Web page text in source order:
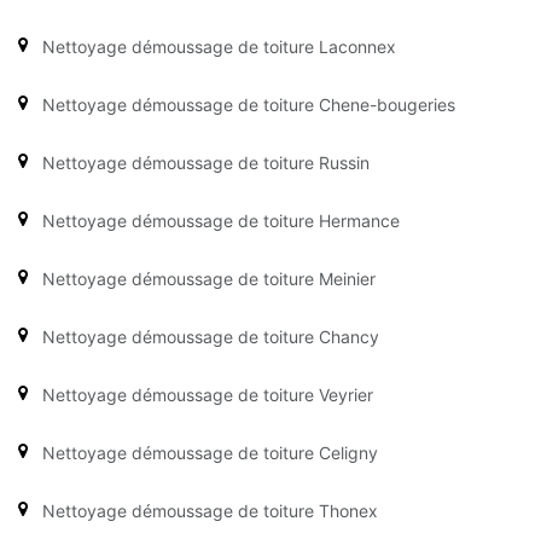
Nettoyage démoussage de toiture Laconnex
Nettoyage démoussage de toiture Chene-bougeries
Nettoyage démoussage de toiture Russin
Nettoyage démoussage de toiture Hermance
Nettoyage démoussage de toiture Meinier
Nettoyage démoussage de toiture Chancy
Nettoyage démoussage de toiture Veyrier
Nettoyage démoussage de toiture Celigny
Nettoyage démoussage de toiture Thonex